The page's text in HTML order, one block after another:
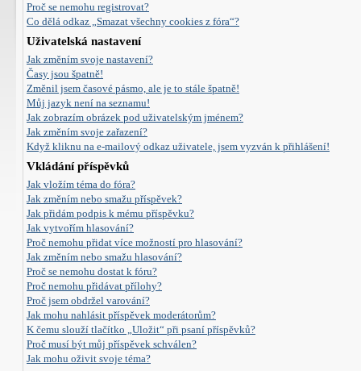
Proč se nemohu registrovat?
Co dělá odkaz „Smazat všechny cookies z fóra“?
Uživatelská nastavení
Jak změním svoje nastavení?
Časy jsou špatně!
Změnil jsem časové pásmo, ale je to stále špatně!
Můj jazyk není na seznamu!
Jak zobrazím obrázek pod uživatelským jménem?
Jak změním svoje zařazení?
Když kliknu na e-mailový odkaz uživatele, jsem vyzván k přihlášení!
Vkládání příspěvků
Jak vložím téma do fóra?
Jak změním nebo smažu příspěvek?
Jak přidám podpis k mému příspěvku?
Jak vytvořím hlasování?
Proč nemohu přidat více možností pro hlasování?
Jak změním nebo smažu hlasování?
Proč se nemohu dostat k fóru?
Proč nemohu přidávat přílohy?
Proč jsem obdržel varování?
Jak mohu nahlásit příspěvek moderátorům?
K čemu slouží tlačítko „Uložit“ při psaní příspěvků?
Proč musí být můj příspěvek schválen?
Jak mohu oživit svoje téma?